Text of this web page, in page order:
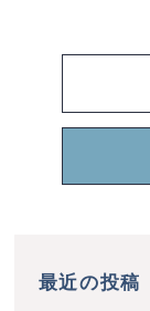
最近の投稿